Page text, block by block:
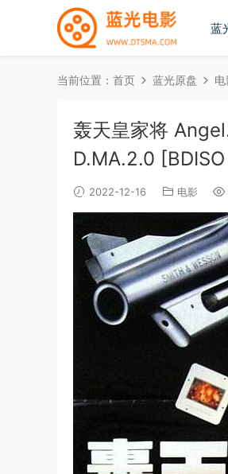
蓝
当前位置： 首页 蓝光原盘 电
轰天皇家将
D.MA.2.0
2022-12-16 电影